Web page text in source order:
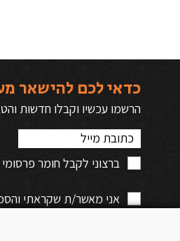
כדאי לכם להישאר
הרשמו עכשיו וקבלו חדשות
ברצוני לקבל חומר
אני מאשר/ת שקראתי